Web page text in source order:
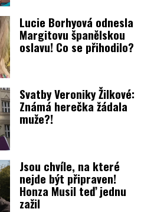
Lucie Borhyová odnesla
Margitovu španělskou
oslavu! Co se přihodilo?
Svatby Veroniky Žilkové:
Známá herečka žádala
muže?!
Jsou chvíle, na které
nejde být připraven!
Honza Musil teď jednu
zažil